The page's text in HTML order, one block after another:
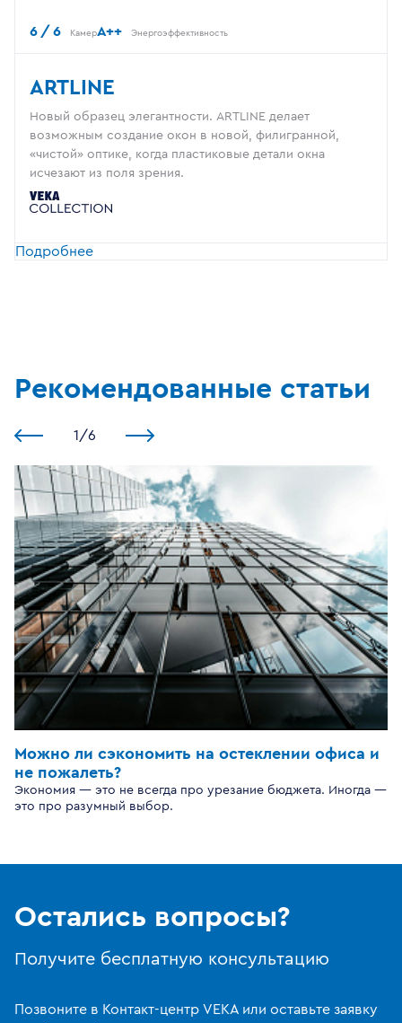
6 / 6 КамерA++ Энергоэффективность
ARTLINE
Новый образец элегантности. ARTLINE делает
возможным создание окон в новой, филигранной,
«чистой» оптике, когда пластиковые детали окна
исчезают из поля зрения.
Подробнее
Рекомендованные статьи
1 /6
Можно ли сэкономить на остеклении офиса и
не пожалеть?
Экономия — это не всегда про урезание бюджета. Иногда —
это про разумный выбор.
Остались вопросы?
Получите бесплатную консультацию
Позвоните в Контакт-центр VEKA или оставьте заявку